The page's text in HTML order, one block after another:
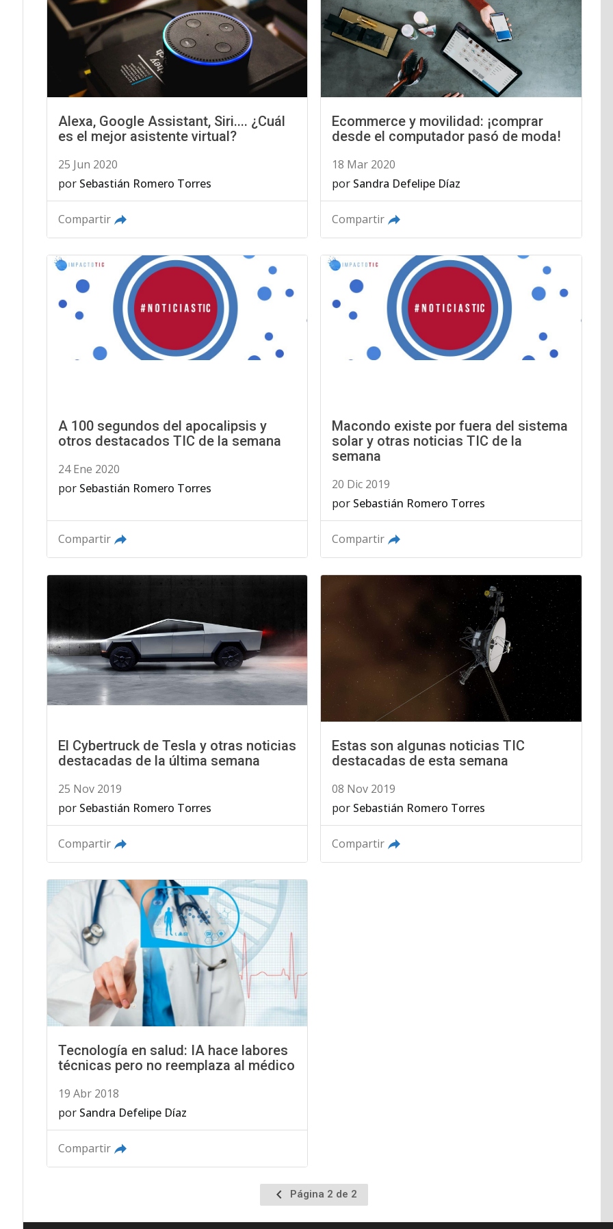
Alexa, Google Assistant, Siri.... ¿Cuál
es el mejor asistente virtual?
25 Jun 2020
por Sebastián Romero Torres
Compartir
Ecommerce y movilidad: ¡comprar
desde el computador pasó de moda!
18 Mar 2020
por Sandra Defelipe Díaz
Compartir
A 100 segundos del apocalipsis y
otros destacados TIC de la semana
24 Ene 2020
por Sebastián Romero Torres
Compartir
Macondo existe por fuera del sistema
solar y otras noticias TIC de la
semana
20 Dic 2019
por Sebastián Romero Torres
Compartir
El Cybertruck de Tesla y otras noticias
destacadas de la última semana
25 Nov 2019
por Sebastián Romero Torres
Compartir
Estas son algunas noticias TIC
destacadas de esta semana
08 Nov 2019
por Sebastián Romero Torres
Compartir
Tecnología en salud: IA hace labores
técnicas pero no reemplaza al médico
19 Abr 2018
por Sandra Defelipe Díaz
Compartir
Ir
a
la
Página 2 de 2